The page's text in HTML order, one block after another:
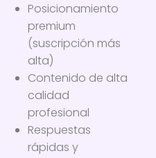
Posicionamiento
premium
(suscripción más
alta)
Contenido de alta
calidad
profesional
Respuestas
rápidas y